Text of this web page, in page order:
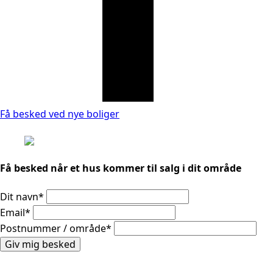
Få besked ved nye boliger
Få besked når et hus kommer til salg i dit område
Dit navn*
Email*
Postnummer / område*
Giv mig besked